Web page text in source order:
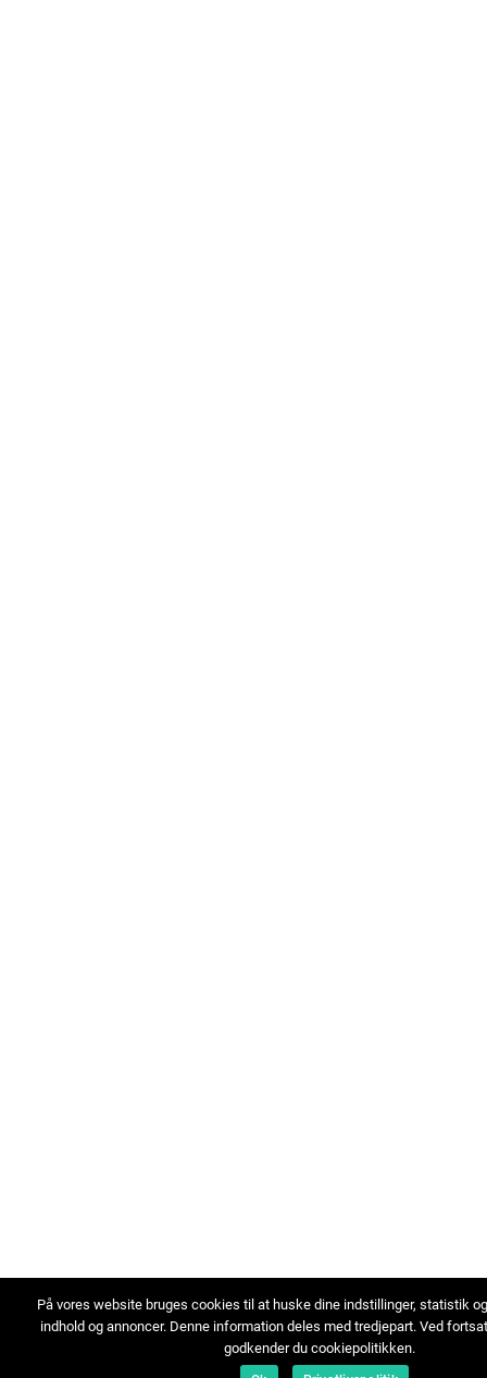
På vores website bruges cookies til at huske dine indstillinger, statistik
indhold og annoncer. Denne information deles med tredjepart. Ved
godkender du cookiepolitikken.